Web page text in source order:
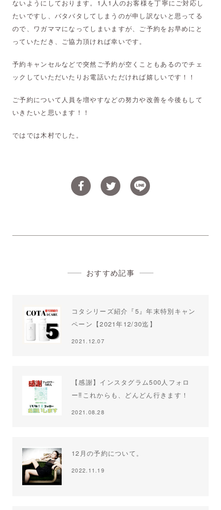
ないようにしております。1人1人のお客様を丁寧にご対応し
たいですし、バタバタしてしまうのが申し訳ないと思ってる
ので、ワガママになってしまいますが、ご予約をお早めにと
っていただき、ご協力頂ければ幸いです。
予約キャンセルなどで突然ご予約が空くこともあるのでチェ
ックしていただいたりお電話いただければ嬉しいです！！
ご予約について人員を増やすなどの努力や改善を今後もして
いきたいと思います！！
ではでは木村でした。
おすすめ記事
コタシリーズ紹介『5』年末特別キャン
ペーン【2021年12/30迄】
2021.12.07
【感謝】インスタグラム500人フォロ
ー‼︎これからも、どんどん行きます！
2021.08.28
12月の予約について。
2022.11.19